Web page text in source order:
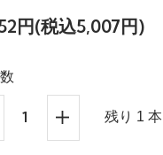
円(税込5,007円)
残り 1 本